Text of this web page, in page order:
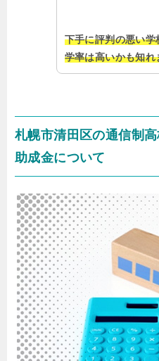
下手に評判の悪い
学率は高いかも知れ
札幌市清田区の通信制
助成金について